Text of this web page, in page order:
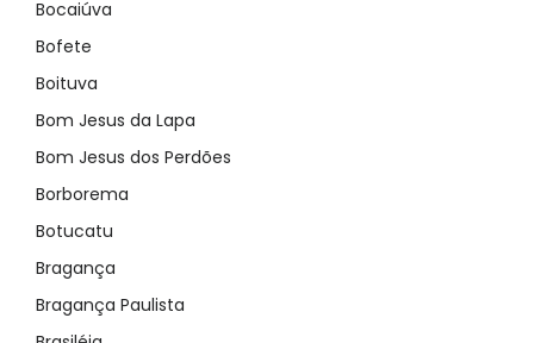
Bocaiúva
Bofete
Boituva
Bom Jesus da Lapa
Bom Jesus dos Perdões
Borborema
Botucatu
Bragança
Bragança Paulista